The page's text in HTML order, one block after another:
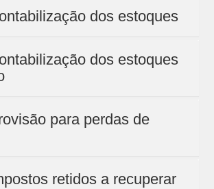
dos estoques
dos estoques
para perdas de
retidos a recuperar